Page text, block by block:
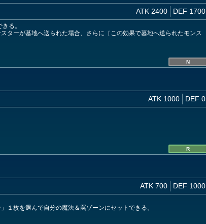
ATK 2400 DEF 1700
る。
ターが墓地へ送られた場合、さらに［この効果で墓地へ送られたモンス
N
ATK 1000 DEF 0
R
ATK 700 DEF 1000
１枚を選んで自分の魔法＆罠ゾーンにセットできる。